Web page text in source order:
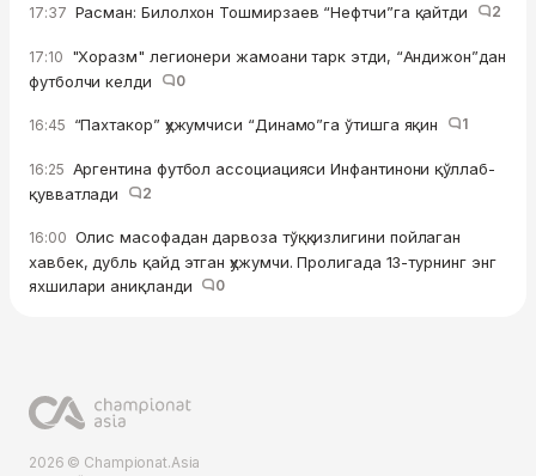
17:37 Расман: Билолхон Тошмирзаев “Нефтчи”га қайтди 2
17:10 "Хоразм" легионери жамоани тарк этди, “Андижон”дан
футболчи келди
0
16:45 “Пахтакор” ҳужумчиси “Динамо”га ўтишга яқин 1
16:25 Аргентина футбол ассоциацияси Инфантинони қўллаб-
қувватлади
2
16:00 Олис масофадан дарвоза тўққизлигини пойлаган
хавбек, дубль қайд этган ҳужумчи. Пролигада 13-турнинг энг
яхшилари аниқланди
0
2026 © Championat.Asia